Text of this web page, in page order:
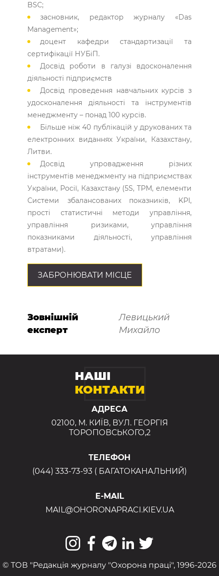
BSC;
засновник, редактор журналу «Das
Management»;
доцент кафедри стандартизації та
сертифікації НУБіП.
Досвід роботи в галузі вдосконалення
діяльності підприємств
Досвід проведення навчальних курсів з
удосконалення діяльності та інструментів
менеджменту – понад 100 курсів.
Більше ніж 40 публікацій у друкованих та
електронних виданнях України, Казахстану,
Литви.
Досвід упровадження різних
інструментів менеджменту на підприємствах
України, Росії, Казахстану (5S, TPM, елементи
Системи збалансованих показників, KPI,
прості статистичні методи управління,
управління ризиками, управління
показниками діяльності, управління
втратами).
ЗАБРОНЮВАТИ МІСЦЕ
Зовнішній
експерт
Левицький
Михайло
НАШІ
КОНТАКТИ
АДРЕСА
02100, М. КИЇВ, ВУЛ. ГЕОРГІЯ
ТОРОПОВСЬКОГО,2
ТЕЛЕФОН
(044) 333-73-93 ( БАГАТОКАНАЛЬНИЙ)
E-MAIL
MAIL@OHORONAPRACI.KIEV.UA
© ТОВ "Редакція журналу "Охорона праці", 1996-2026